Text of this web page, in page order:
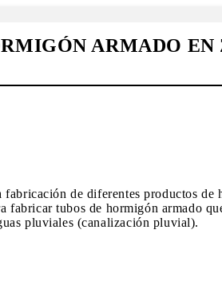
ARMADO
de diferentes productos
tubos de hormigón armado
pluviales (canalización pluvial).